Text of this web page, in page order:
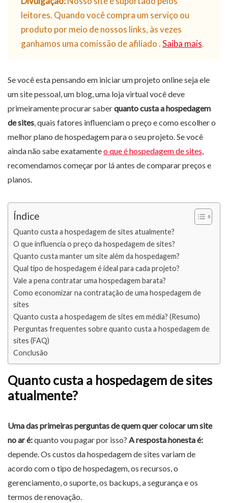
leitores. Quando você compra um serviço ou
produto por meio de nossos links, às vezes
ganhamos uma comissão de afiliado .Saiba mais.
Se você esta pensando em iniciar um projeto online seja ele
um site pessoal, um blog, uma loja virtual você deve
primeiramente procurar saberquanto custa a hospedagem
de sites , quais fatores influenciam o preço e como escolher o
melhor plano de hospedagem para o seu projeto. Se você
ainda não sabe exatamenteo que é hospedagem de sites
recomendamos começar por lá antes de comparar preços e
planos.
Índice
Quanto custa a hospedagem de sites atualmente?
O que influencia o preço da hospedagem de sites?
Quanto custa manter um site além da hospedagem?
Qual tipo de hospedagem é ideal para cada projeto?
Vale a pena contratar uma hospedagem barata?
Como economizar na contratação de uma hospedagem de
sites
Quanto custa a hospedagem de sites em média? (Resumo)
Perguntas frequentes sobre quanto custa a hospedagem de
sites (FAQ)
Conclusão
Quanto custa a hospedagem de sites
atualmente?
Uma das primeiras perguntas de quem quer colocar um site
no ar é:quanto vou pagar por isso? A resposta honesta é:
depende. Os custos da hospedagem de sites variam de
acordo com o tipo de hospedagem, os recursos, o
gerenciamento, o suporte, os backups, a segurança e os
termos de renovação.